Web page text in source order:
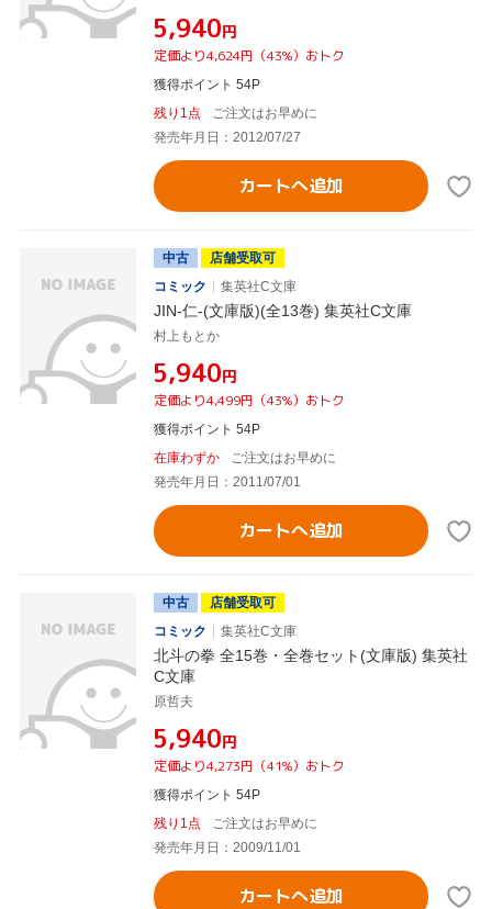
¥5,940円
定価より4,624円（43%）おトク
獲得ポイント 54P
残り1点
ご注文はお早めに
発売年月日：2012/07/27
カートへ追加
中古
店舗受取可
コミック
集英社C文庫
JIN-仁-(文庫版)(全13巻) 集英社C文庫
村上もとか
¥5,940円
定価より4,499円（43%）おトク
獲得ポイント 54P
在庫わずか
ご注文はお早めに
発売年月日：2011/07/01
カートへ追加
中古
店舗受取可
コミック
集英社C文庫
北斗の拳 全15巻・全巻セット(文庫版) 集英社
C文庫
原哲夫
¥5,940円
定価より4,273円（41%）おトク
獲得ポイント 54P
残り1点
ご注文はお早めに
発売年月日：2009/11/01
カートへ追加